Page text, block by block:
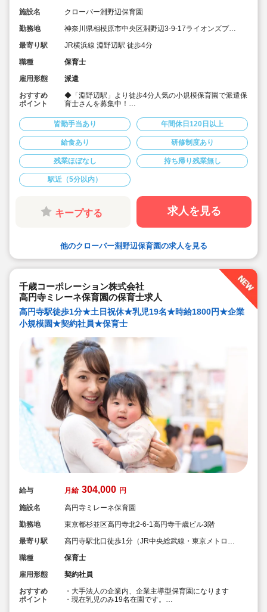
施設名
クローバー淵野辺保育園
勤務地
神奈川県相模原市中央区淵野辺3-9-17ライオンズプラ
最寄り駅
JR横浜線 淵野辺駅 徒歩4分
職種
保育士
雇用形態
派遣
おすすめ
ポイント
◆「淵野辺駅」より徒歩4分人気の小規模保育園で派遣保
育士さんを募集中！
◆下記3つの保育目標に沿って保育を行ってます♪
・良好な対人関係を築ける感性豊かな子どもに育てる
・感じたことや思った事を豊かに表現できる子どもに育
てる。
・基本的な生活習慣の自立を促す。
◆お仕事開始まで登録から就業先見学、お仕事後のフォ
ローまで、マンツーマンでしっかり対応します。
「派遣で働くことがはじめて」や、「業務内容に不安
がある」方もご安心ください♪
皆勤手当あり 年間休日120日以上
給食あり 研修制度あり
残業ほぼなし 持ち帰り残業無し
駅近（5分以内）
キープする 求人を見る
他のクローバー淵野辺保育園の求人を見る
千歳コーポレーション株式会社
高円寺ミレーネ保育園の保育士求人
高円寺駅徒歩1分★土日祝休★乳児19名★時給1800円★企業
小規模園★契約社員★保育士
給与 月給 304,000 円
施設名
高円寺ミレーネ保育園
勤務地
東京都杉並区高円寺北2-6-1高円寺千歳ビル3階
最寄り駅
高円寺駅北口徒歩1分（JR中央総武線・東京メトロ東
職種
保育士
雇用形態
契約社員
おすすめ
ポイント
・大手法人の企業内、企業主導型保育園になります
・現在乳児のみ19名在園です。